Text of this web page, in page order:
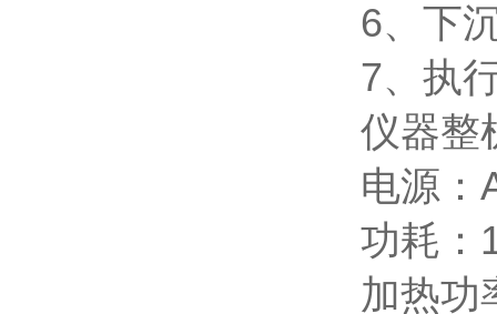
6、下
7、执
仪器整
电源：
功耗：
加热功